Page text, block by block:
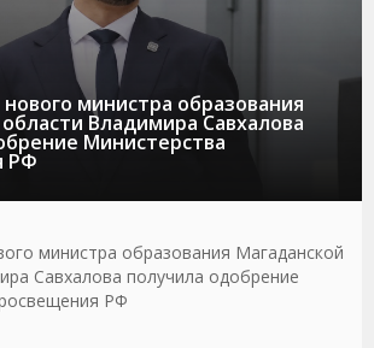
министра образования
Владимира Савхалова
Министерства
РФ
министра образования Магаданской
Савхалова получила одобрение
РФ